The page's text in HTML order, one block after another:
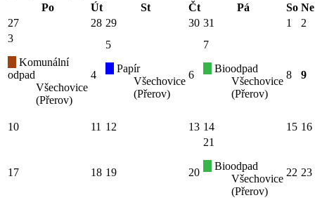
Po
Út St Čt Pá So Ne
27
28 29 30 31 1
2
3
Komunální
odpad
Všechovice
(Přerov)
4
5
Papír
Všechovice
(Přerov)
6
7
Bioodpad
Všechovice
(Přerov)
8 9
10 11 12 13 14 15 16
17 18 19 20
21
Bioodpad
Všechovice
(Přerov)
22 23